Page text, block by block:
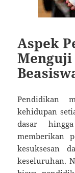
Aspek
Pendidikan
kehidupan
dasar
memberikan
kesuksesan
keseluruhan.